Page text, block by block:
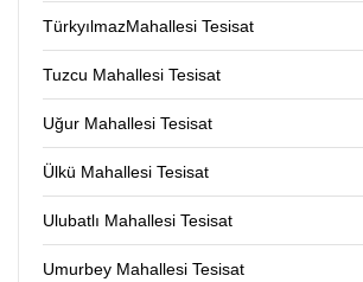
TürkyılmazMahallesi Tesisat
Tuzcu Mahallesi Tesisat
Uğur Mahallesi Tesisat
Ülkü Mahallesi Tesisat
Ulubatlı Mahallesi Tesisat
Umurbey Mahallesi Tesisat